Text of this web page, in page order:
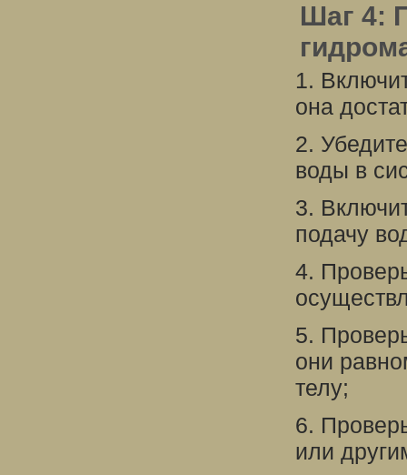
Шаг 4:
1.
она
2.
воды в
3.
подачу
4.
5.
они
телу;
6.
или